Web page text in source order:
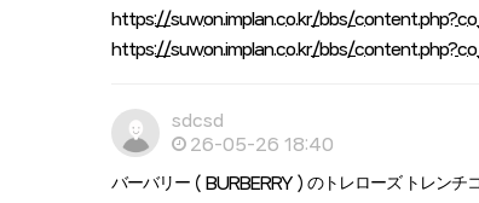
https://suwon.implan.co.kr/bbs/
https://suwon.implan.co.kr/bbs/
sdcsd
26-05-26 18:40
バーバリー（BURBERRY）のトレローズ トレン